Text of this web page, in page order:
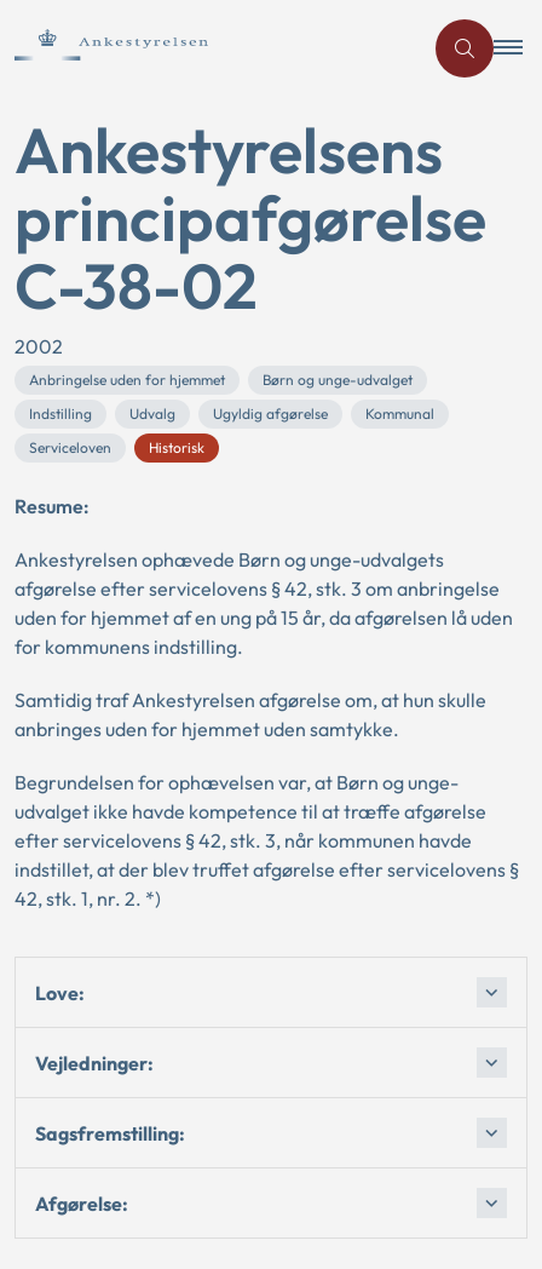
Ankestyrelsens
principafgørelse
C-38-02
2002
Anbringelse uden for hjemmet
Børn og unge-udvalget
Indstilling
Udvalg Ugyldig afgørelse
Kommunal
Serviceloven
Historisk
Resume:
Ankestyrelsen ophævede Børn og unge-udvalgets
afgørelse efter servicelovens § 42, stk. 3 om anbringelse
uden for hjemmet af en ung på 15 år, da afgørelsen lå uden
for kommunens indstilling.
Samtidig traf Ankestyrelsen afgørelse om, at hun skulle
anbringes uden for hjemmet uden samtykke.
Begrundelsen for ophævelsen var, at Børn og unge-
udvalget ikke havde kompetence til at træffe afgørelse
efter servicelovens § 42, stk. 3, når kommunen havde
indstillet, at der blev truffet afgørelse efter servicelovens §
42, stk. 1, nr. 2. *)
Love:
Vejledninger:
Sagsfremstilling:
Afgørelse: